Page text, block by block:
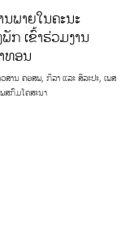
ນພາຍໃນຄະນະ
ກ ເຂົ້າຮ່ວມງານ
ທອນ
ສານ ຄອສພ,ກິລາ ແລະ ສິລະປະ,ເພສ
ພສກົມໂຄສະນາ